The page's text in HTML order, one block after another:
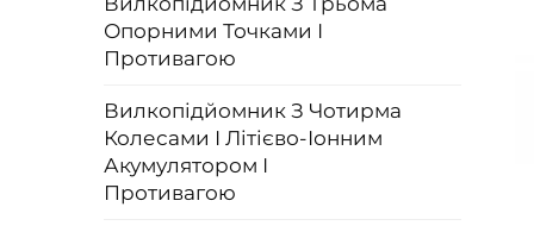
Опорними Точками І
Противагою
Вилкопідйомник З Чотирма
Колесами І Літієво-Іонним
Акумулятором І
Противагою